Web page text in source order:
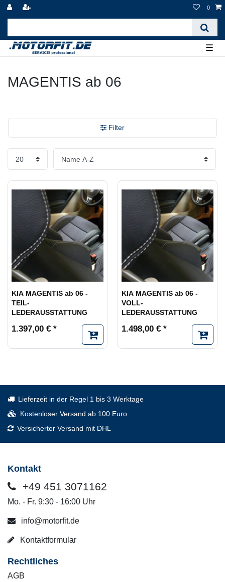
0
☰
MAGENTIS ab 06
Filter
KIA MAGENTIS ab 06 -
TEIL-
LEDERAUSSTATTUNG
1.397,00 € *
KIA MAGENTIS ab 06 -
VOLL-
LEDERAUSSTATTUNG
1.498,00 € *
Lieferzeit in der Regel 1 bis 3 Werktage
Kostenloser Versand ab 100 Euro
Versicherter Versand mit DHL
Kontakt
+49 451 3071162
Mo. - Fr. 9:30 - 16:00 Uhr
info@motorfit.de
Kontaktformular
Rechtliches
AGB